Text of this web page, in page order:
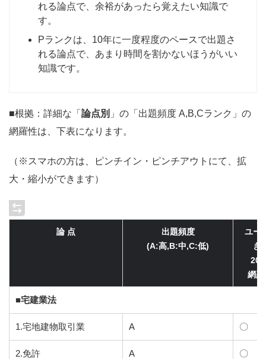
れる論点で、余裕があったら覚えたい知識で
す。
Pランクは、10年に一度程度のペースで出題さ
れる論点で、あまり時間を割かないほうがいい
知識です。
■根拠：詳細な「 論点別 」の「出題頻度 A,B,Cランク」の
網羅性は、下表になります。
（※スマホの方は、ピンチイン・ピンチアウトにて、拡
大・縮小ができます）
論 点
出題頻度
(A:高,B:中,C:低)
ユー
き
網
■宅建業法
1.宅地建物取引業 A 〇
2.免許 A 〇